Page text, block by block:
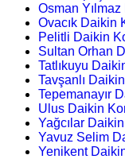
Osman
Ovacık Daikin
Pelitli Daikin
Sultan Orhan
Tatlıkuyu
Tavşanlı
Tepemanayır
Ulus Daikin
Yağcılar
Yavuz Selim
Yenikent